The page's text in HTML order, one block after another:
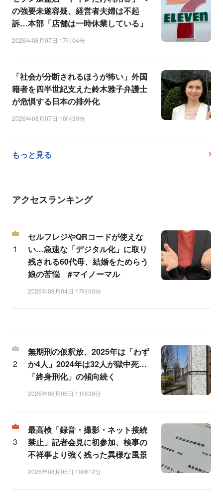
の強要未遂容疑、経営者夫婦は不起
訴…本部「店舗は一時休業している」
2026年08月07日 17時04分
「社会が分断されるほうが怖い」外国
籍者を四半世紀支えた鈴木雅子弁護士
が危惧する日本の排外化
2026年08月07日 10時30分
もっと見る
アクセスランキング
セルフレジやQRコードが使えな
い…急速な「デジタル化」に取り
残される60代母、結婚をためらう
娘の苦悩 #マイノーマル
2026年08月04日 17時00分
無期刑の仮釈放、2025年は「わず
か4人」2024年は32人が獄中死…
「終身刑化」の傾向続く
2026年08月06日 11時39分
最高検「録音・撮影・ネット接続
禁止」記者会見に初参加、検事の
不祥事より強く残った異様な風景
2026年08月05日 10時12分